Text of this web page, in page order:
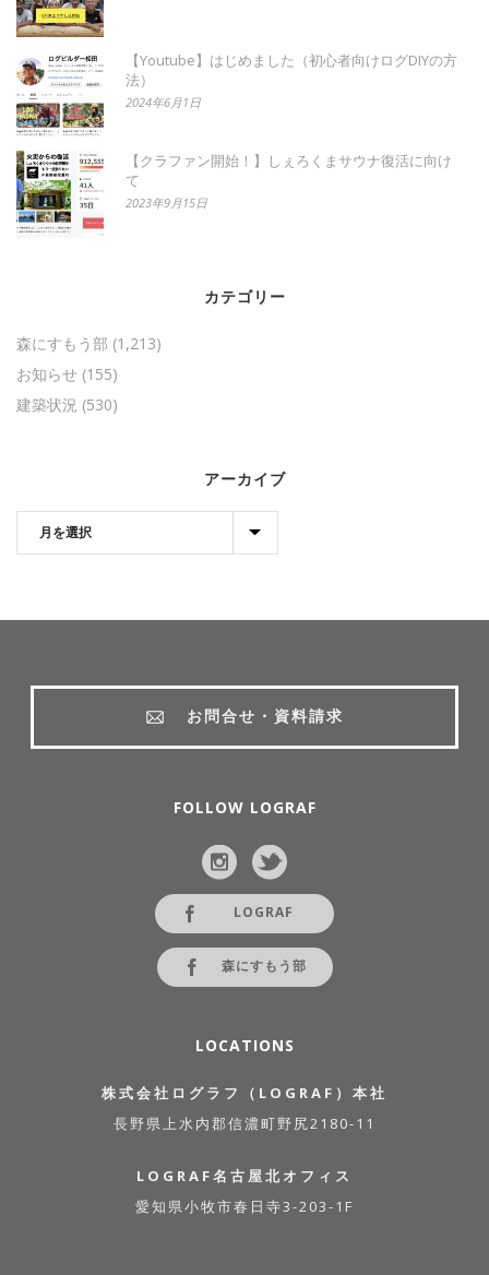
【Youtube】はじめました（初心者向けログDIYの方
法）
2024年6月1日
【クラファン開始！】しぇろくまサウナ復活に向け
て
2023年9月15日
カテゴリー
森にすもう部 (1,213)
お知らせ (155)
建築状況 (530)
アーカイブ
お問合せ・資料請求
FOLLOW LOGRAF
LOGRAF
森にすもう部
LOCATIONS
株式会社ログラフ（LOGRAF）本社
長野県上水内郡信濃町野尻2180-11
LOGRAF名古屋北オフィス
愛知県小牧市春日寺3-203-1F